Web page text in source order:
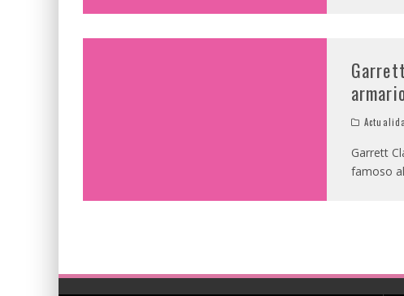
Garrett
famoso